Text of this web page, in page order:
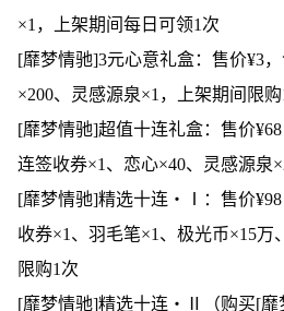
×1，上架期间每日可领1次
[靡梦情驰]3元心意礼盒：售价¥3
×200、灵感源泉×1，上架期间限购
[靡梦情驰]超值十连礼盒：售价
连签收券×1、恋心×40、灵感源泉
[靡梦情驰]精选十连・Ⅰ：售价
收券×1、羽毛笔×1、极光币×15万
限购1次
[靡梦情驰]精选十连・Ⅱ（购买[